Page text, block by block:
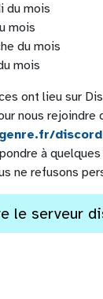
du mois
mois
du mois
mois
ont lieu sur
nous
discord
à
ne refusons
le serveur